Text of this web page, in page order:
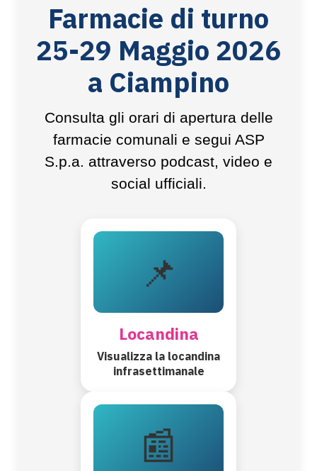
Farmacie di turno
25-29 Maggio 2026
a Ciampino
Consulta gli orari di apertura delle
farmacie comunali e segui ASP
S.p.a. attraverso podcast, video e
social ufficiali.
📌
Locandina
Visualizza la locandina
infrasettimanale
📰